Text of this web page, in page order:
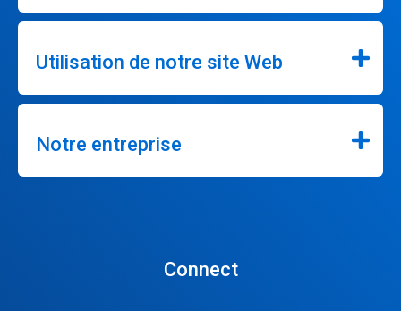
Utilisation de notre site Web
Notre entreprise
Connect